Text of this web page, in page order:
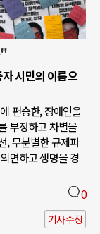
시민의 이름으
편승한, 장애인을
부정하고 차별을
, 무분별한 규제파
면하고 생명을 경
0
기사수정